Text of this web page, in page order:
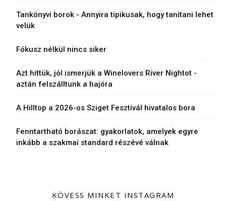
Tankönyvi borok - Annyira tipikusak, hogy tanítani lehet
velük
Fókusz nélkül nincs siker
Azt hittük, jól ismerjük a Winelovers River Nightot -
aztán felszálltunk a hajóra
A Hilltop a 2026-os Sziget Fesztivál hivatalos bora
Fenntartható borászat: gyakorlatok, amelyek egyre
inkább a szakmai standard részévé válnak
KÖVESS MINKET INSTAGRAM